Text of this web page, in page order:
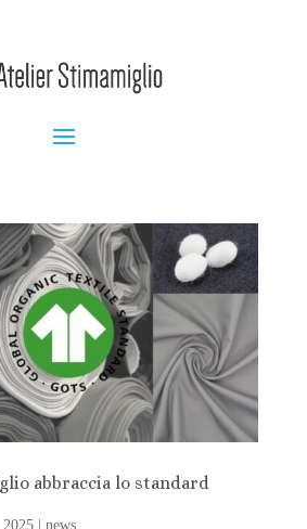
abbraccia lo standard
| news